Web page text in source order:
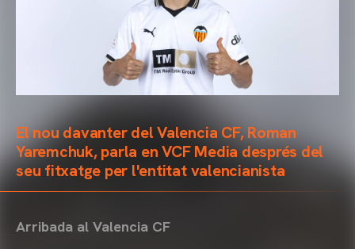
El nou davanter del Valencia CF, Roman
Yaremchuk, parla en VCF Media després del
seu fitxatge per l'entitat valencianista
Arribada al Valencia CF